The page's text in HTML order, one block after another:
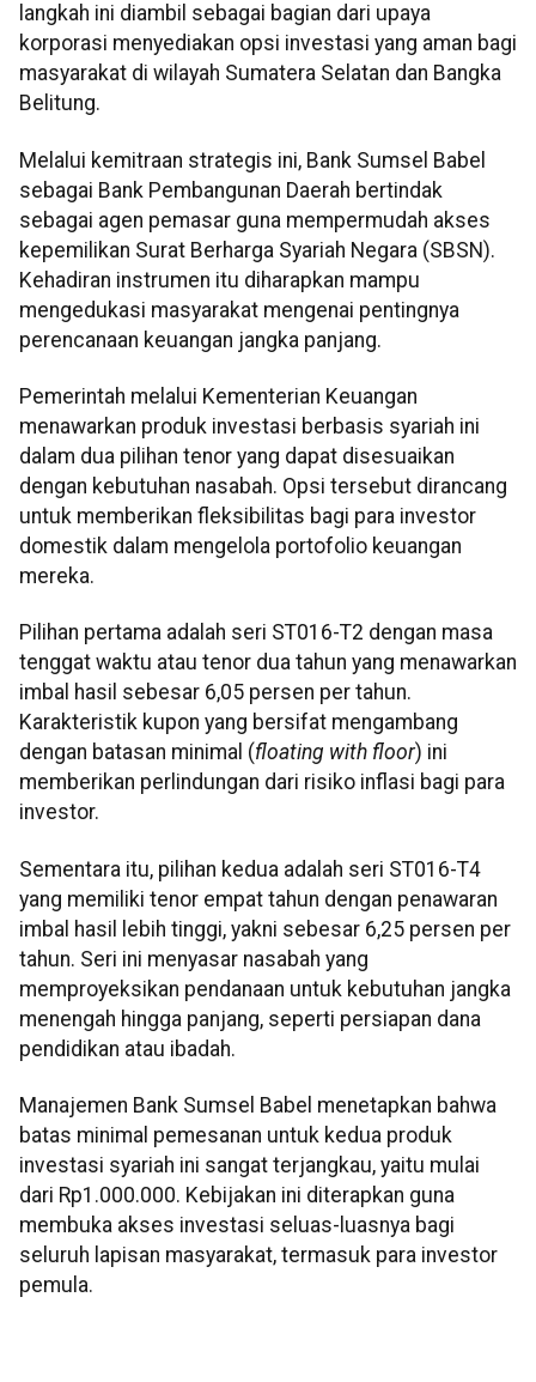
langkah ini diambil sebagai bagian dari upaya
korporasi menyediakan opsi investasi yang aman bagi
masyarakat di wilayah Sumatera Selatan dan Bangka
Belitung.
Melalui kemitraan strategis ini, Bank Sumsel Babel
sebagai Bank Pembangunan Daerah bertindak
sebagai agen pemasar guna mempermudah akses
kepemilikan Surat Berharga Syariah Negara (SBSN).
Kehadiran instrumen itu diharapkan mampu
mengedukasi masyarakat mengenai pentingnya
perencanaan keuangan jangka panjang.
Pemerintah melalui Kementerian Keuangan
menawarkan produk investasi berbasis syariah ini
dalam dua pilihan tenor yang dapat disesuaikan
dengan kebutuhan nasabah. Opsi tersebut dirancang
untuk memberikan fleksibilitas bagi para investor
domestik dalam mengelola portofolio keuangan
mereka.
Pilihan pertama adalah seri ST016-T2 dengan masa
tenggat waktu atau tenor dua tahun yang menawarkan
imbal hasil sebesar 6,05 persen per tahun.
Karakteristik kupon yang bersifat mengambang
dengan batasan minimal (floating with floor) ini
memberikan perlindungan dari risiko inflasi bagi para
investor.
Sementara itu, pilihan kedua adalah seri ST016-T4
yang memiliki tenor empat tahun dengan penawaran
imbal hasil lebih tinggi, yakni sebesar 6,25 persen per
tahun. Seri ini menyasar nasabah yang
memproyeksikan pendanaan untuk kebutuhan jangka
menengah hingga panjang, seperti persiapan dana
pendidikan atau ibadah.
Manajemen Bank Sumsel Babel menetapkan bahwa
batas minimal pemesanan untuk kedua produk
investasi syariah ini sangat terjangkau, yaitu mulai
dari Rp1.000.000. Kebijakan ini diterapkan guna
membuka akses investasi seluas-luasnya bagi
seluruh lapisan masyarakat, termasuk para investor
pemula.